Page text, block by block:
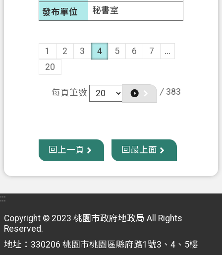
秘書室
1 2 3 4 5 6 7
...
20
每頁筆數 / 383
回上一頁 回最上面
:::
Copyright © 2023 桃園市政府地政局 All Rights
Reserved.
地址：330206 桃園市桃園區縣府路1號3、4、5樓